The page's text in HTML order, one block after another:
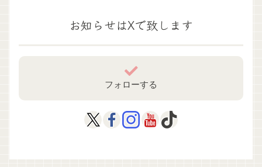
お知らせはXで致します
フォローする